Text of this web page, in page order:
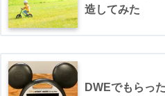
造してみた
DWEでもらっ